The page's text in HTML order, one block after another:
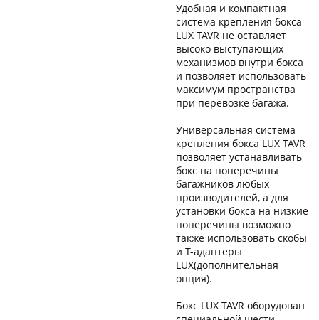
Удобная и компактная
система крепления бокса
LUX TAVR не оставляет
высоко выступающих
механизмов внутри бокса
и позволяет использовать
максимум пространства
при перевозке багажа.
Универсальная система
крепления бокса LUX TAVR
позволяет устанавливать
бокс на поперечины
багажников любых
производителей, а для
установки бокса на низкие
поперечины возможно
также использовать скобы
и Т-адаптеры
LUX(дополнительная
опция).
Бокс LUX TAVR оборудован